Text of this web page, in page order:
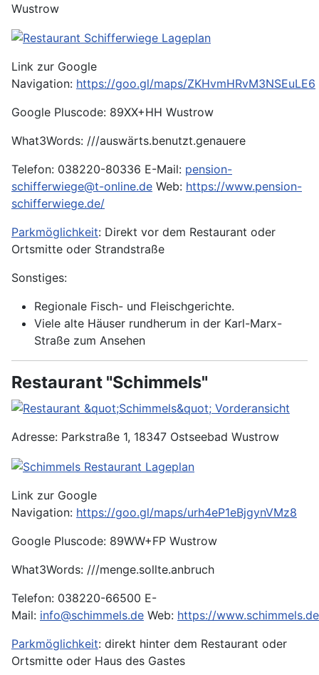
Wustrow
Link zur Google
Navigation: https://goo.gl/maps/ZKHvmHRvM3NSEuLE6
Google Pluscode: 89XX+HH Wustrow
What3Words: ///auswärts.benutzt.genauere
Telefon: 038220-80336 E-Mail: pension-
schifferwiege@t-online.de Web: https://www.pension-
schifferwiege.de/
Parkmöglichkeit: Direkt vor dem Restaurant oder
Ortsmitte oder Strandstraße
Sonstiges:
Regionale Fisch- und Fleischgerichte.
Viele alte Häuser rundherum in der Karl-Marx-
Straße zum Ansehen
Restaurant "Schimmels"
Adresse: Parkstraße 1, 18347 Ostseebad Wustrow
Link zur Google
Navigation: https://goo.gl/maps/urh4eP1eBjgynVMz8
Google Pluscode: 89WW+FP Wustrow
What3Words: ///menge.sollte.anbruch
Telefon: 038220-66500 E-
Mail: info@schimmels.de Web: https://
Parkmöglichkeit: direkt hinter dem Restaurant oder
Ortsmitte oder Haus des Gastes